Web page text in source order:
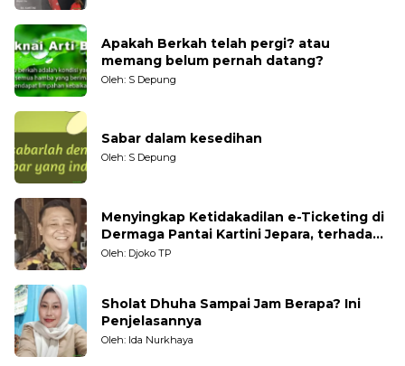
Apakah Berkah telah pergi? atau
memang belum pernah datang?
Oleh: S Depung
Sabar dalam kesedihan
Oleh: S Depung
Menyingkap Ketidakadilan e-Ticketing di
Dermaga Pantai Kartini Jepara, terhadap
Nelayan Tradisional
Oleh: Djoko TP
Sholat Dhuha Sampai Jam Berapa? Ini
Penjelasannya
Oleh: Ida Nurkhaya